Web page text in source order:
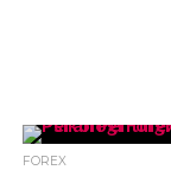
FOREX